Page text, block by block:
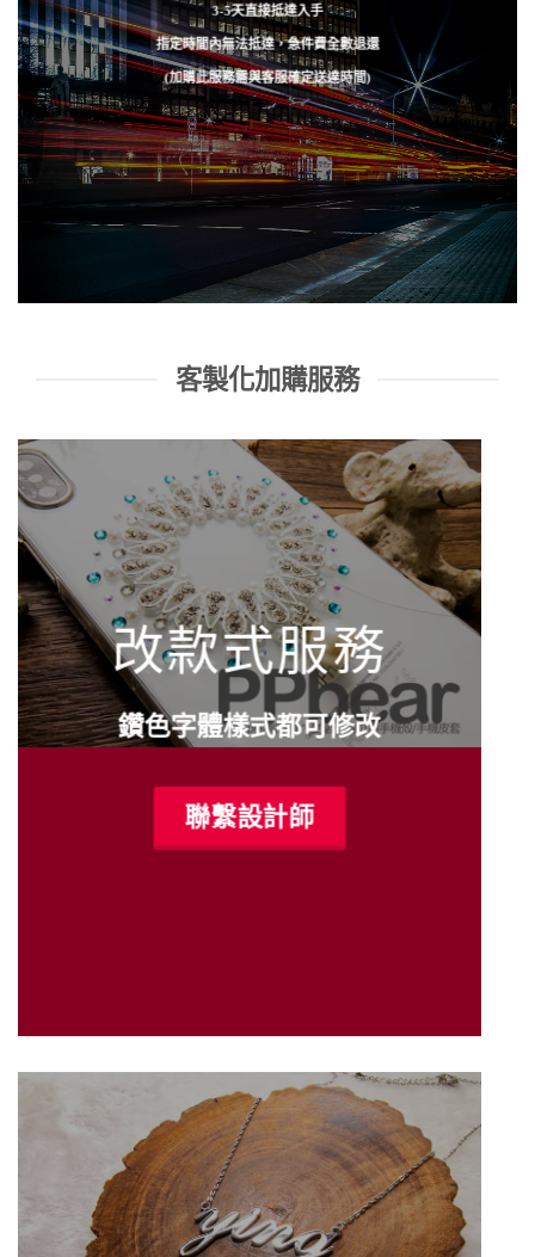
3-5天直接抵達入手
指定時間內無法抵達，急件費全數退還
(加購此服務需與客服確定送達時間)
客製化加購服務
改款式服務
鑽色字體樣式都可修改
聯繫設計師